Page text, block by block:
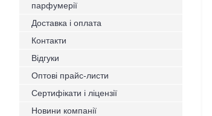
парфумерії
Доставка і оплата
Контакти
Відгуки
Оптові прайс-листи
Сертифікати і ліцензії
Новини компанії